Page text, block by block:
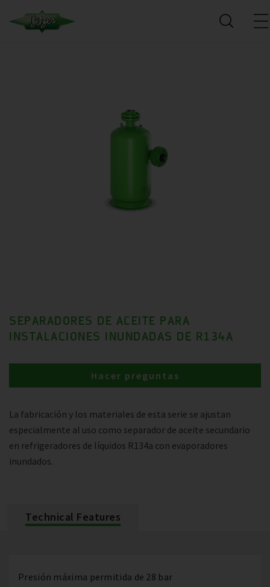
SEPARADORES DE ACEITE PARA
INSTALACIONES INUNDADAS DE R134A
La fabricación y los materiales de esta serie se ajustan
especialmente al uso como separador de aceite secundario
en refrigeradores de líquidos R134a con evaporadores
inundados.
Hacer preguntas
Technical Features
Presión máxima permitida de 28 bar